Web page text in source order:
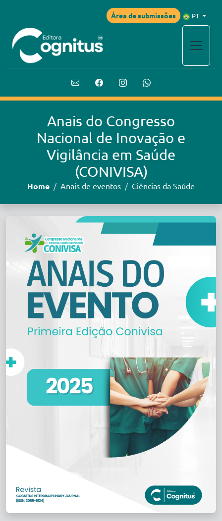
Área de submissões PT
Anais do Congresso
Nacional de Inovação e
Vigilância em Saúde
(CONIVISA)
Home Anais de eventos Ciências da Saúde